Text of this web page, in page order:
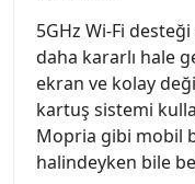
5GHz Wi-Fi
daha kararlı hale
ekran ve kolay
kartuş sistemi
Mopria gibi mobil
halindeyken bile